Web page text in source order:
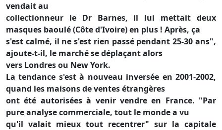
vendait au
collectionneur le Dr Barnes, il lui mettait deux
masques baoulé (Côte d'Ivoire) en plus ! Après, ça
s'est calmé, il ne s'est rien passé pendant 25-30 ans",
ajoute-t-il, le marché se déplaçant alors
vers Londres ou New York.
La tendance s'est à nouveau inversée en 2001-2002,
quand les maisons de ventes étrangères
ont été autorisées à venir vendre en France. "Par
pure analyse commerciale, tout le monde a vu
qu'il valait mieux tout recentrer" sur la capitale